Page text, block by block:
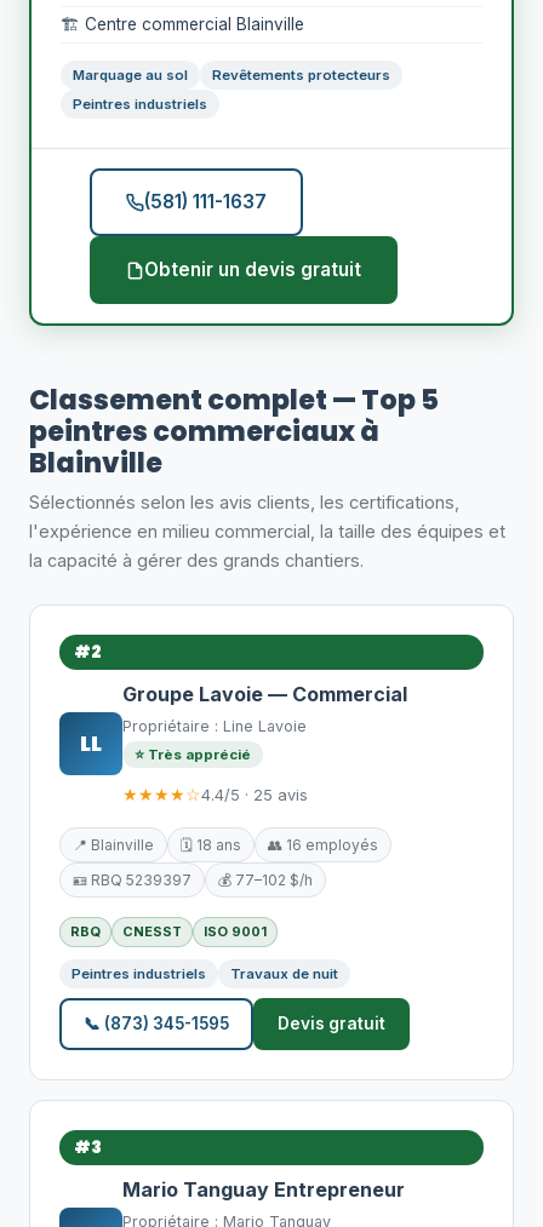
🏗️ Centre commercial Blainville
Marquage au sol
Revêtements protecteurs
Peintres industriels
(581) 111-1637
Obtenir un devis gratuit
Classement complet — Top 5
peintres commerciaux à
Blainville
Sélectionnés selon les avis clients, les certifications,
l'expérience en milieu commercial, la taille des équipes et
la capacité à gérer des grands chantiers.
#2
LL
Groupe Lavoie — Commercial
Propriétaire : Line Lavoie
⭐ Très apprécié
★★★★☆4.4/5 · 25 avis
📍 Blainville 🗓️ 18 ans
👥 16 employés
🪪 RBQ 5239397
💰 77–102 $/h
RBQ CNESST ISO 9001
Peintres industriels Travaux de nuit
📞 (873) 345-1595 Devis gratuit
#3
Mario Tanguay Entrepreneur
Propriétaire : Mario Tanguay